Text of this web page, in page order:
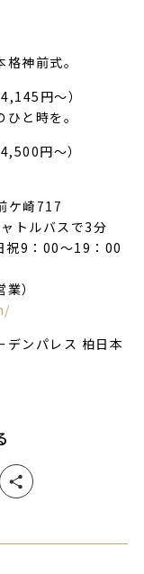
神前式。
円～）
と時を。
円～）
崎717
トルバスで3分
祝9：00～19：00
）
デンパレス 柏日本
Share